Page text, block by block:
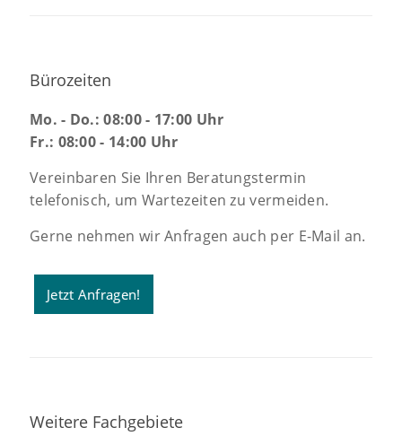
Bürozeiten
Mo. - Do.: 08:00 - 17:00 Uhr
Fr.: 08:00 - 14:00 Uhr
Vereinbaren Sie Ihren Beratungstermin
telefonisch, um Wartezeiten zu vermeiden.
Gerne nehmen wir Anfragen auch per E-Mail an.
Jetzt Anfragen!
Weitere Fachgebiete